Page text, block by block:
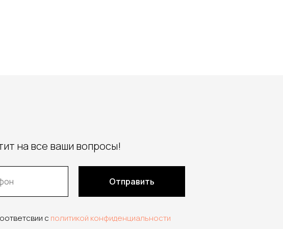
на все ваши вопросы!
Отправить
с политикой конфиденциальности